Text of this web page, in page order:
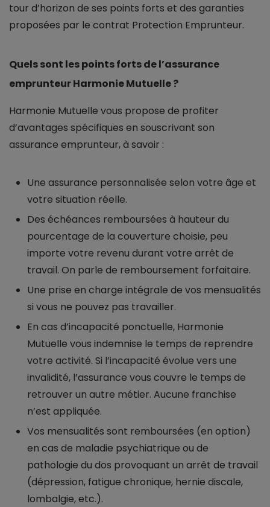
tour d’horizon de ses points forts et des garanties
proposées par le contrat Protection Emprunteur.
Quels sont les points forts de l’assurance
emprunteur Harmonie Mutuelle ?
Harmonie Mutuelle vous propose de profiter
d’avantages spécifiques en souscrivant son
assurance emprunteur, à savoir :
Une assurance personnalisée selon votre âge et
votre situation réelle.
Des échéances remboursées à hauteur du
pourcentage de la couverture choisie, peu
importe votre revenu durant votre arrêt de
travail. On parle de remboursement forfaitaire.
Une prise en charge intégrale de vos mensualités
si vous ne pouvez pas travailler.
En cas d’incapacité ponctuelle, Harmonie
Mutuelle vous indemnise le temps de reprendre
votre activité. Si l’incapacité évolue vers une
invalidité, l’assurance vous couvre le temps de
retrouver un autre métier. Aucune franchise
n’est appliquée.
Vos mensualités sont remboursées (en option)
en cas de maladie psychiatrique ou de
pathologie du dos provoquant un arrêt de travail
(dépression, fatigue chronique, hernie discale,
lombalgie, etc.).